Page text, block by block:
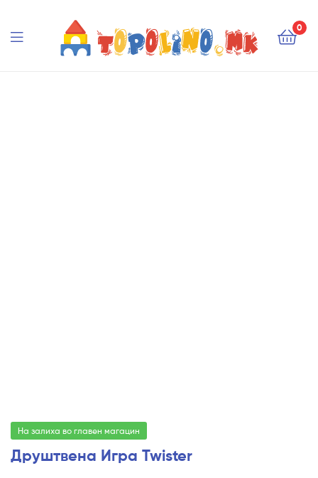
0
На залиха во главен магацин
Друштвена Игра Twister